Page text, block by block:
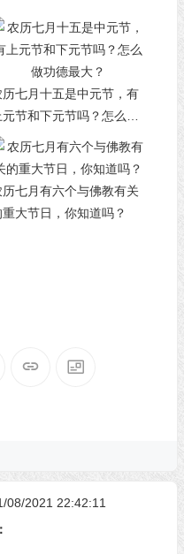
历七月十五是中元节，有
元节和下元节吗？怎么做
最大？
历七月有六个与佛教有关
重大节日，你知道吗？
08/2021 22:42:11